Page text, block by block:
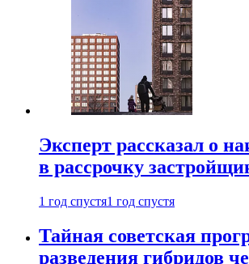
Эксперт рассказал о
в рассрочку
1 год спустя1 год спустя
Тайная советская
разведения гибридов